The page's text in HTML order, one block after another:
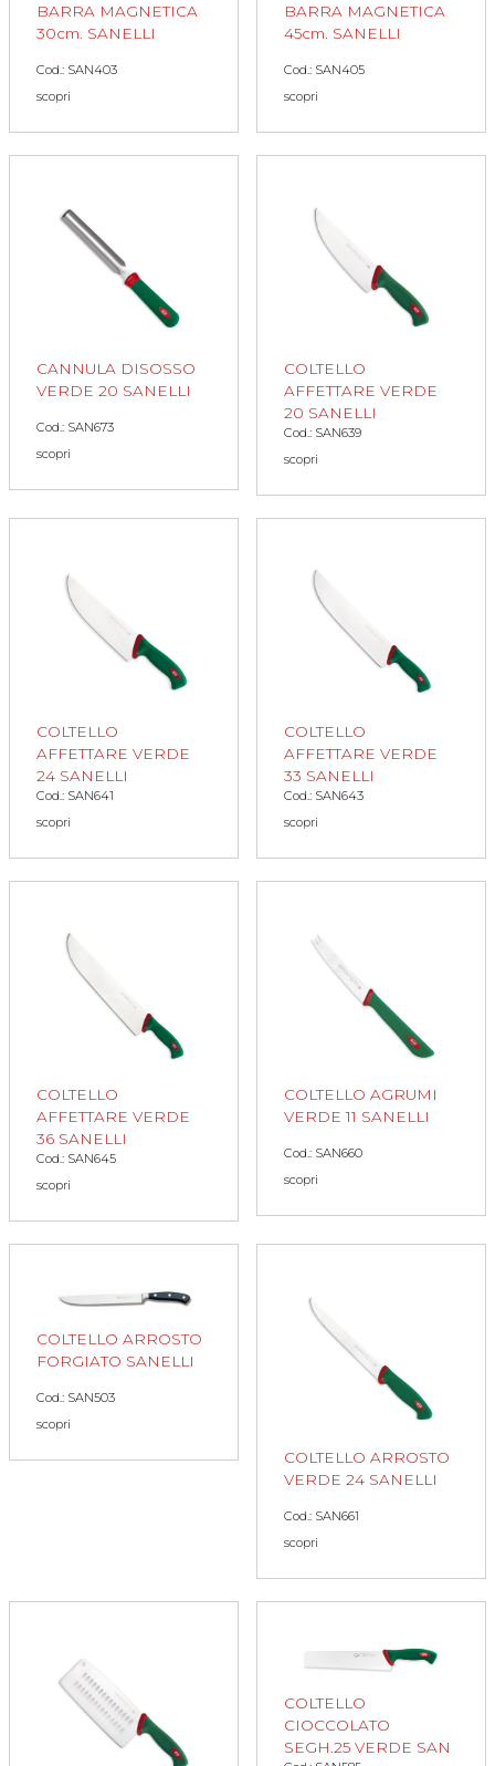
BARRA MAGNETICA
30cm. SANELLI
Cod.: SAN403
scopri
BARRA MAGNETICA
45cm. SANELLI
Cod.: SAN405
scopri
CANNULA DISOSSO
VERDE 20 SANELLI
Cod.: SAN673
scopri
COLTELLO
AFFETTARE VERDE
20 SANELLI
Cod.: SAN639
scopri
COLTELLO
AFFETTARE VERDE
24 SANELLI
Cod.: SAN641
scopri
COLTELLO
AFFETTARE VERDE
33 SANELLI
Cod.: SAN643
scopri
COLTELLO
AFFETTARE VERDE
36 SANELLI
Cod.: SAN645
scopri
COLTELLO AGRUMI
VERDE 11 SANELLI
Cod.: SAN660
scopri
COLTELLO ARROSTO
FORGIATO SANELLI
Cod.: SAN503
scopri
COLTELLO ARROSTO
VERDE 24 SANELLI
Cod.: SAN661
scopri
COLTELLO
CIOCCOLATO
SEGH.25 VERDE SAN